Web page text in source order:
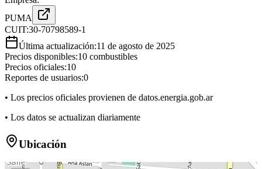
PUMA
CUIT:30-70798589-1
Última actualización:11 de agosto de 2025
Precios disponibles:10 combustibles
Precios oficiales:10
Reportes de usuarios:0
• Los precios oficiales provienen de datos.energia.gob.ar
• Los datos se actualizan diariamente
Ubicación